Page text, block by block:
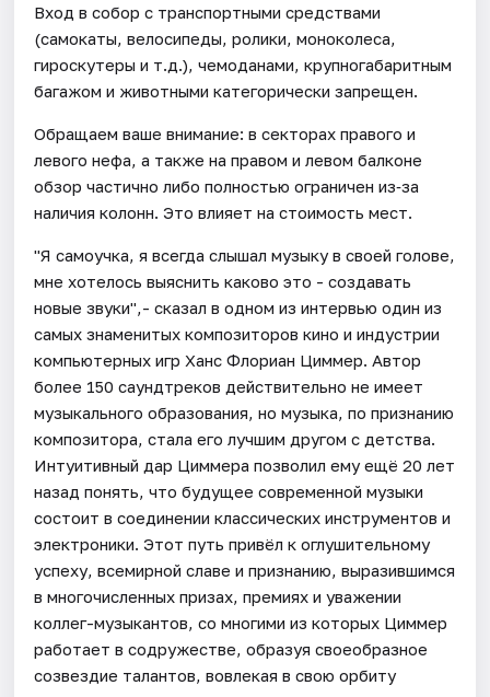
Вход в собор с транспортными средствами
(самокаты, велосипеды, ролики, моноколеса,
гироскутеры и т.д.), чемоданами, крупногабаритным
багажом и животными категорически запрещен.
Обращаем ваше внимание: в секторах правого и
левого нефа, а также на правом и левом балконе
обзор частично либо полностью ограничен из‑за
наличия колонн. Это влияет на стоимость мест.
"Я самоучка, я всегда слышал музыку в своей голове,
мне хотелось выяснить каково это - создавать
новые звуки",- сказал в одном из интервью один из
самых знаменитых композиторов кино и индустрии
компьютерных игр Ханс Флориан Циммер. Автор
более 150 саундтреков действительно не имеет
музыкального образования, но музыка, по признанию
композитора, стала его лучшим другом с детства.
Интуитивный дар Циммера позволил ему ещё 20 лет
назад понять, что будущее современной музыки
состоит в соединении классических инструментов и
электроники. Этот путь привёл к оглушительному
успеху, всемирной славе и признанию, выразившимся
в многочисленных призах, премиях и уважении
коллег-музыкантов, со многими из которых Циммер
работает в содружестве, образуя своеобразное
созвездие талантов, вовлекая в свою орбиту